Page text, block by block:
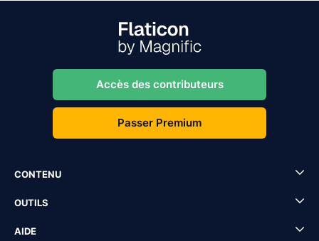
Accès des contributeurs
Passer Premium
CONTENU
OUTILS
AIDE